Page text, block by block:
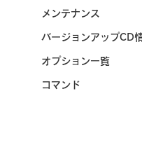
メンテナンス
バージョンアップCD
オプション一覧
コマンド